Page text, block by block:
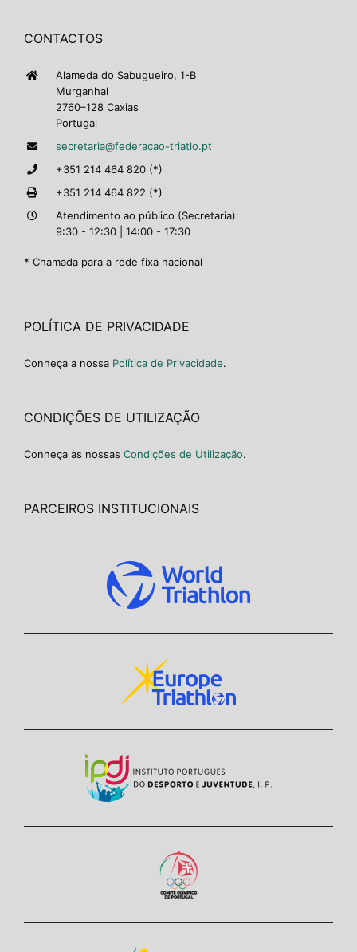
CONTACTOS
Alameda do Sabugueiro, 1-B
Murganhal
2760–128 Caxias
Portugal
secretaria@federacao-triatlo.pt
+351 214 464 820 (*)
+351 214 464 822 (*)
Atendimento ao público (Secretaria):
9:30 - 12:30 | 14:00 - 17:30
* Chamada para a rede fixa nacional
POLÍTICA DE PRIVACIDADE
Conheça a nossa Política de Privacidade.
CONDIÇÕES DE UTILIZAÇÃO
Conheça as nossas Condições de Utilização.
PARCEIROS INSTITUCIONAIS